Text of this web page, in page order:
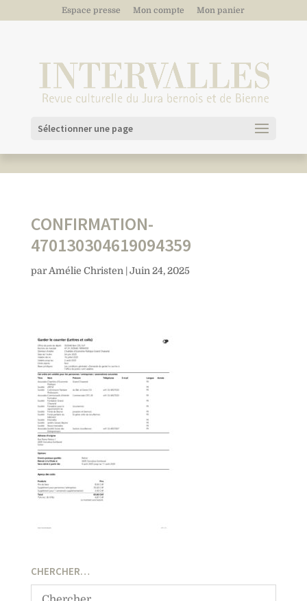
Espace presse Mon compte Mon panier
Sélectionner une page
CONFIRMATION-
470130304619094359
parAmélie Christen | Juin 24, 2025
CHERCHER…